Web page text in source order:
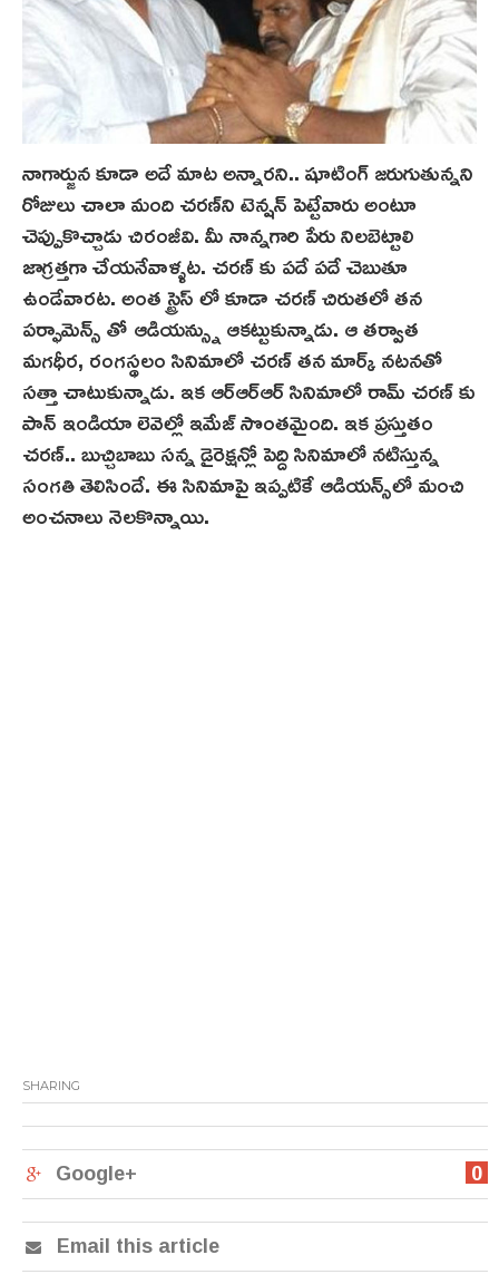
నాగార్జున కూడా అదే మాట అన్నారని.. షూటింగ్ జరుగుతున్నని
రోజులు చాలా మంది చరణ్‌ని టెన్షన్ పెట్టేవారు అంటూ
చెప్పుకొచ్చాడు చిరంజీవి. మీ నాన్నగారి పేరు నిలబెట్టాలి
జాగ్రత్తగా చేయనేవాళ్ళ‌ట‌. చరణ్ కు పదే పదే చెబుతూ
ఉండేవారట‌. అంత స్ట్రెస్ లో కూడా చరణ్ చిరుతలో తన
పర్ఫామెన్స్ తో ఆడియన్స్ను ఆకట్టుకున్నాడు. ఆ తర్వాత
మగధీర, రంగస్థలం సినిమాలో చరణ్ త‌న మార్క్ నటనతో
స‌త్తా చాటుకున్నాడు. ఇక ఆర్ఆర్ఆర్ సినిమాలో రామ్ చరణ్ కు
పాన్ ఇండియా లెవెల్లో ఇమేజ్ సొంతమైంది. ఇక ప్రస్తుతం
చరణ్‌.. బుచ్చిబాబు సన్న డైరెక్షన్లో పెద్ది సినిమాలో నటిస్తున్న
సంగతి తెలిసిందే. ఈ సినిమాపై ఇప్పటికే ఆడియన్స్‌లో మంచి
అంచనాలు నెలకొన్నాయి.
SHARING
0
Google+
Email this article